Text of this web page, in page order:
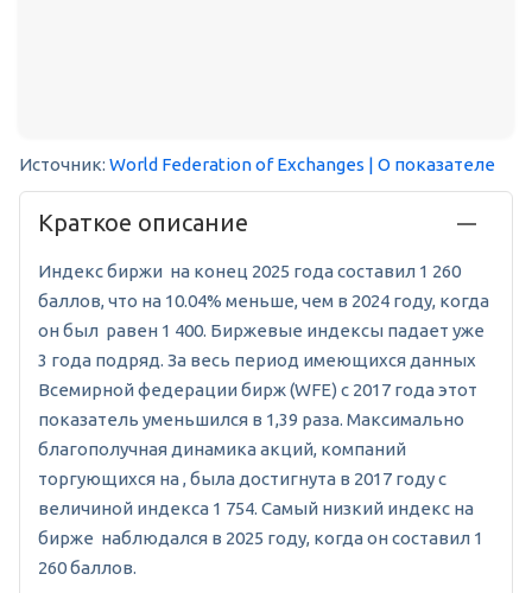
Источник: World Federation of Exchanges | О показателе
Краткое описание
Индекс биржи на конец 2025 года составил 1 260
баллов, что на 10.04% меньше, чем в 2024 году, когда
он был равен 1 400. Биржевые индексы падает уже
3 года подряд. За весь период имеющихся данных
Всемирной федерации бирж (WFE) с 2017 года этот
показатель уменьшился в 1,39 раза. Максимально
благополучная динамика акций, компаний
торгующихся на , была достигнута в 2017 году с
величиной индекса 1 754. Самый низкий индекс на
бирже наблюдался в 2025 году, когда он составил 1
260 баллов.